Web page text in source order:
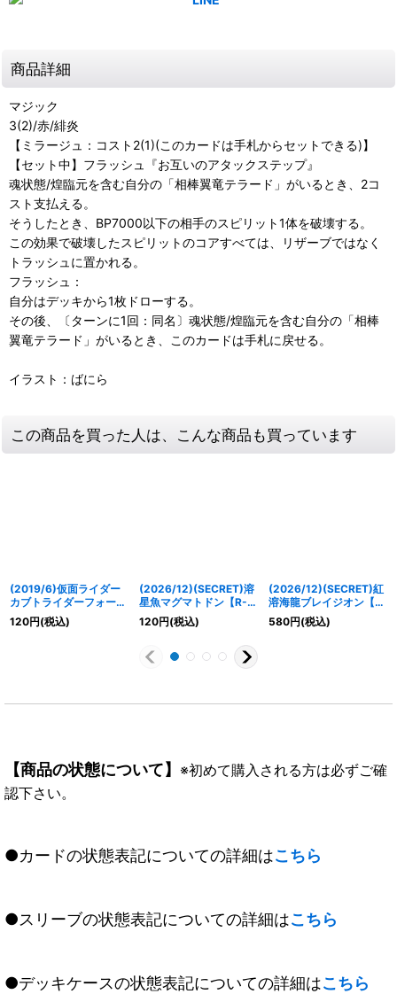
商品詳細
マジック
3(2)/赤/緋炎
【ミラージュ：コスト2(1)(このカードは手札からセットできる)】
【セット中】フラッシュ『お互いのアタックステップ』
魂状態/煌臨元を含む自分の「相棒翼竜テラード」がいるとき、2コ
スト支払える。
そうしたとき、BP7000以下の相手のスピリット1体を破壊する。
この効果で破壊したスピリットのコアすべては、リザーブではなく
トラッシュに置かれる。
フラッシュ：
自分はデッキから1枚ドローする。
その後、〔ターンに1回：同名〕魂状態/煌臨元を含む自分の「相棒
翼竜テラード」がいるとき、このカードは手札に戻せる。
イラスト：ばにら
この商品を買った人は、こんな商品も買っています
(2019/6)仮面ライダー
カブトライダーフォーム
【R】{CB09-009}
《赤》
120円(税込)
(2026/12)(SECRET)溶
星魚マグマトドン【R-
SEC】{BS75-010}
《赤》
120円(税込)
(2026/12)(SECRET)紅
溶海龍ブレイジオン【X-
SEC】{BS75-X02}
《赤》
580円(税込)
【商品の状態について】 ※初めて購入される方は必ずご確
認下さい。
●カードの状態表記についての詳細はこちら
●スリーブの状態表記についての詳細はこちら
●デッキケースの状態表記についての詳細はこちら